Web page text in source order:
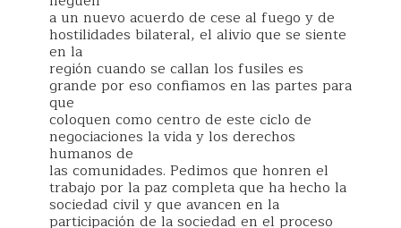
a un nuevo acuerdo de cese al fuego y de
hostilidades bilateral, el alivio que se siente
en la
región cuando se callan los fusiles es
grande por eso confiamos en las partes para
que
coloquen como centro de este ciclo de
negociaciones la vida y los derechos
humanos de
las comunidades. Pedimos que honren el
trabajo por la paz completa que ha hecho la
sociedad civil y que avancen en la
participación de la sociedad en el proceso